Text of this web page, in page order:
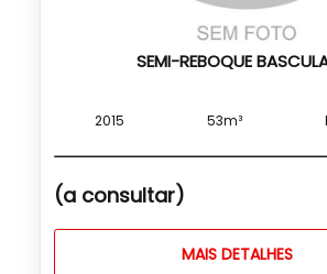
SEMI-REBOQUE
2015 53m³
(a consultar)
MAIS DETALHES